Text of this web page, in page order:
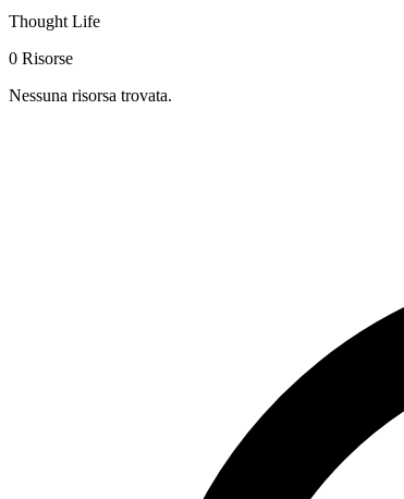
Thought Life
0 Risorse
Nessuna risorsa trovata.